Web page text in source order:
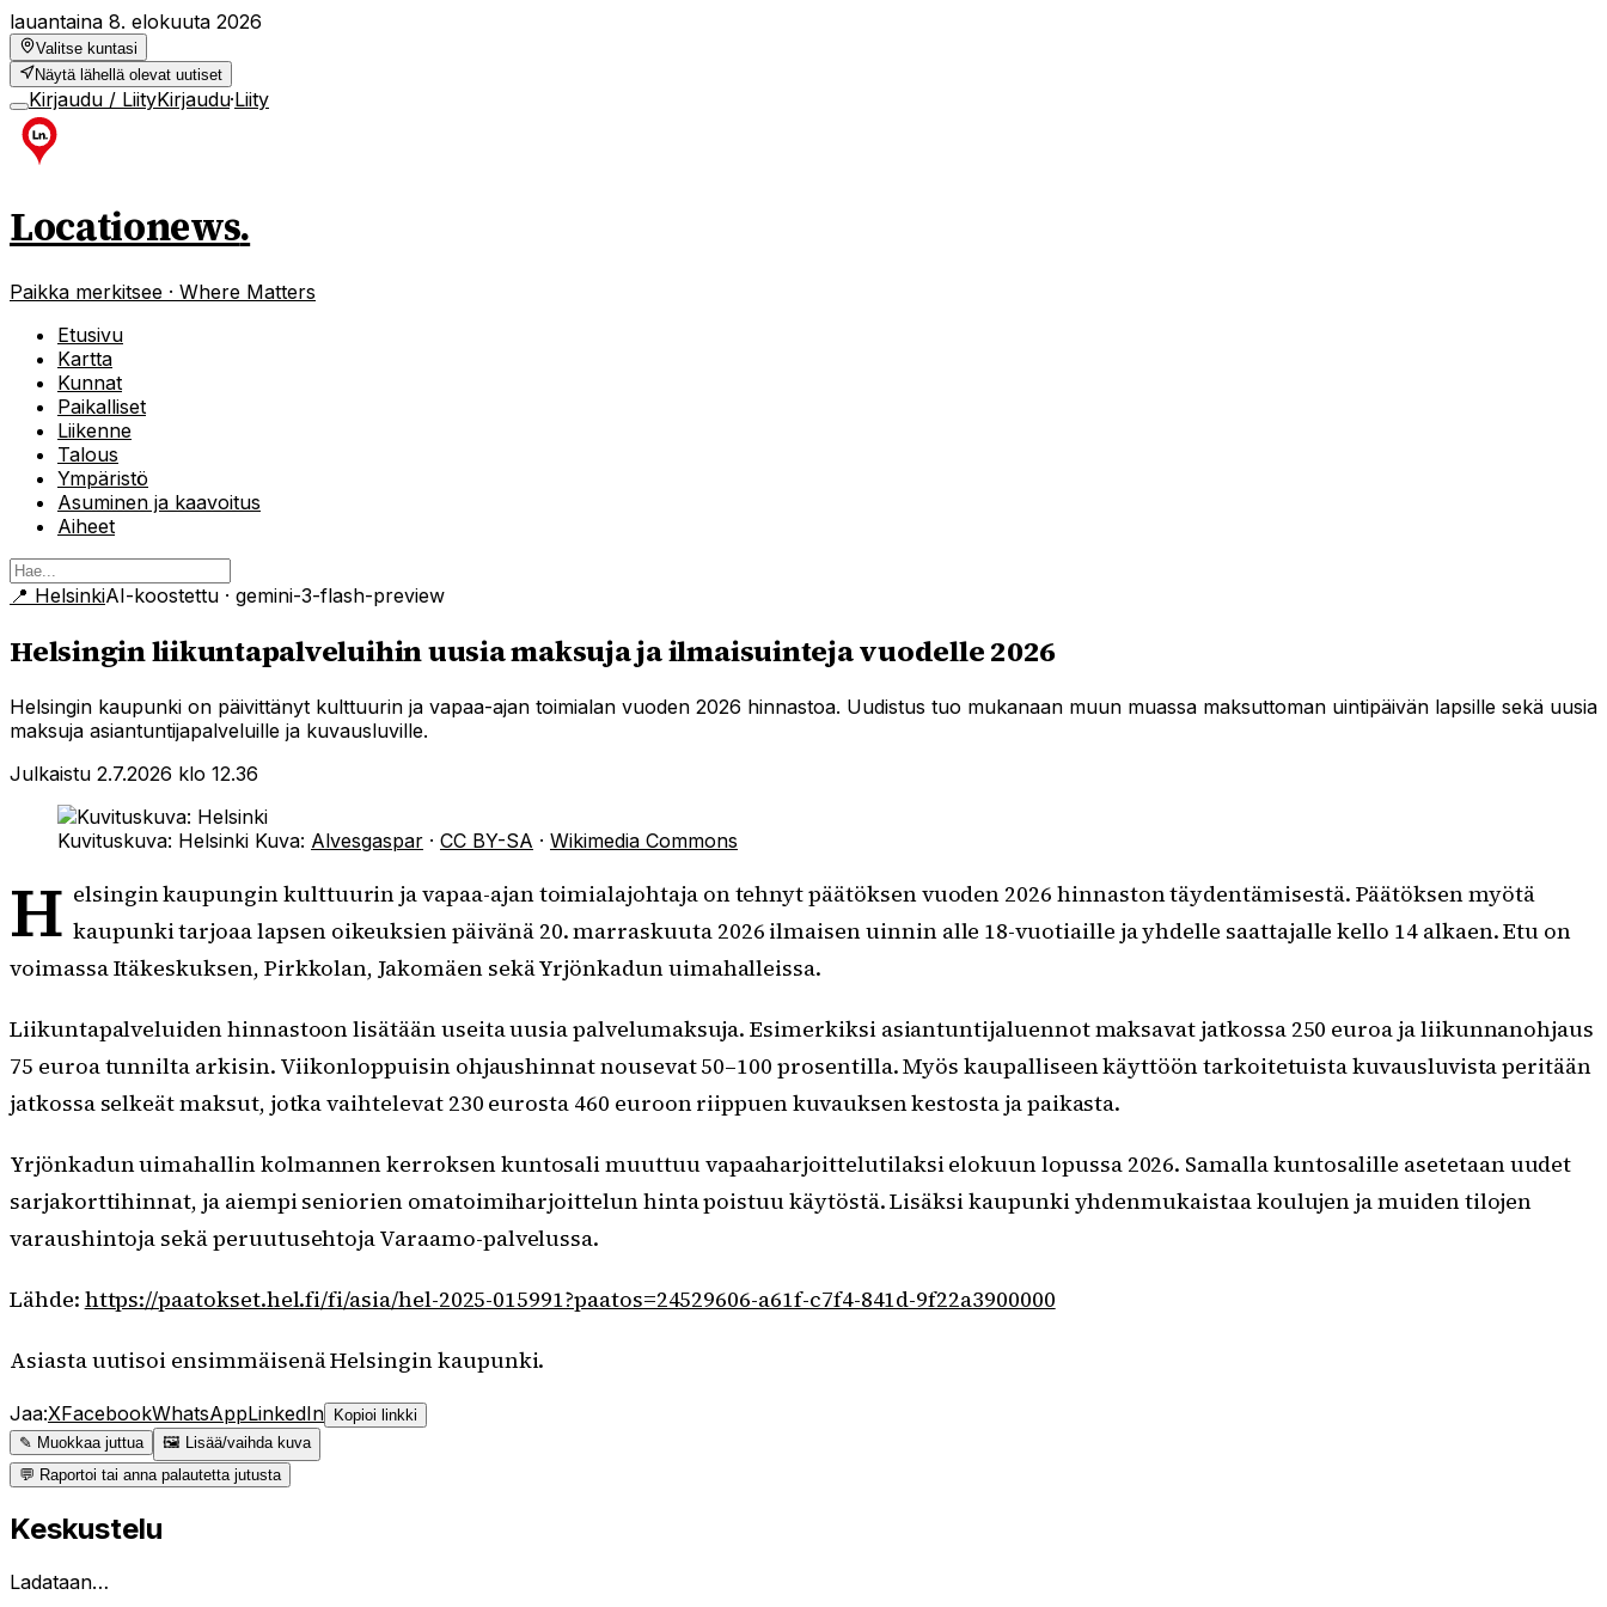
lauantaina 8. elokuuta 2026
Valitse kuntasi
Näytä lähellä olevat uutiset
Kirjaudu / LiityKirjaudu·Liity
Locationews.
Paikka merkitsee · Where Matters
Etusivu
Kartta
Kunnat
Paikalliset
Liikenne
Talous
Ympäristö
Asuminen ja kaavoitus
Aiheet
📍 HelsinkiAI-koostettu · gemini-3-flash-preview
Helsingin liikuntapalveluihin uusia maksuja ja ilmaisuinteja vuodelle 2026
Helsingin kaupunki on päivittänyt kulttuurin ja vapaa-ajan toimialan vuoden 2026 hinnastoa. Uudistus tuo mukanaan muun muassa maksuttoman uintipäivän lapsille sekä uusia
maksuja asiantuntijapalveluille ja kuvausluville.
Julkaistu 2.7.2026 klo 12.36
Kuvituskuva: Helsinki Kuva: Alvesgaspar · CC BY-SA · Wikimedia Commons
H elsingin kaupungin kulttuurin ja vapaa-ajan toimialajohtaja on tehnyt päätöksen vuoden 2026 hinnaston täydentämisestä. Päätöksen myötä
kaupunki tarjoaa lapsen oikeuksien päivänä 20. marraskuuta 2026 ilmaisen uinnin alle 18-vuotiaille ja yhdelle saattajalle kello 14 alkaen. Etu on
voimassa Itäkeskuksen, Pirkkolan, Jakomäen sekä Yrjönkadun uimahalleissa.
Liikuntapalveluiden hinnastoon lisätään useita uusia palvelumaksuja. Esimerkiksi asiantuntijaluennot maksavat jatkossa 250 euroa ja liikunnanohjaus
75 euroa tunnilta arkisin. Viikonloppuisin ohjaushinnat nousevat 50–100 prosentilla. Myös kaupalliseen käyttöön tarkoitetuista kuvausluvista peritään
jatkossa selkeät maksut, jotka vaihtelevat 230 eurosta 460 euroon riippuen kuvauksen kestosta ja paikasta.
Yrjönkadun uimahallin kolmannen kerroksen kuntosali muuttuu vapaaharjoittelutilaksi elokuun lopussa 2026. Samalla kuntosalille asetetaan uudet
sarjakorttihinnat, ja aiempi seniorien omatoimiharjoittelun hinta poistuu käytöstä. Lisäksi kaupunki yhdenmukaistaa koulujen ja muiden tilojen
varaushintoja sekä peruutusehtoja Varaamo-palvelussa.
Lähde: https://paatokset.hel.fi/fi/asia/hel-2025-015991?paatos=24529606-a61f-c7f4-841d-9f22a3900000
Asiasta uutisoi ensimmäisenä Helsingin kaupunki.
Jaa:XFacebookWhatsAppLinkedIn
Kopioi linkki
✎ Muokkaa juttua
🖼 Lisää/vaihda kuva
💬 Raportoi tai anna palautetta jutusta
Keskustelu
Ladataan…